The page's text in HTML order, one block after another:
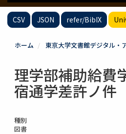
CSV JSON refer/BibIX
ホーム 東京大学文書館デジタル・
理学部補助給費
宿通学差許ノ件
種別
図書